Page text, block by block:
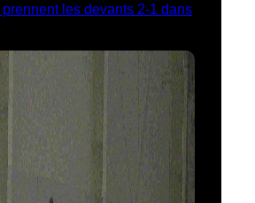
prennent les devants 2-1 dans